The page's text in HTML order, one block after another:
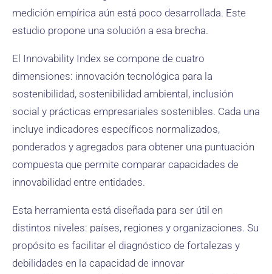
medición empírica aún está poco desarrollada. Este
estudio propone una solución a esa brecha.
El Innovability Index se compone de cuatro
dimensiones: innovación tecnológica para la
sostenibilidad, sostenibilidad ambiental, inclusión
social y prácticas empresariales sostenibles. Cada una
incluye indicadores específicos normalizados,
ponderados y agregados para obtener una puntuación
compuesta que permite comparar capacidades de
innovabilidad entre entidades.
Esta herramienta está diseñada para ser útil en
distintos niveles: países, regiones y organizaciones. Su
propósito es facilitar el diagnóstico de fortalezas y
debilidades en la capacidad de innovar